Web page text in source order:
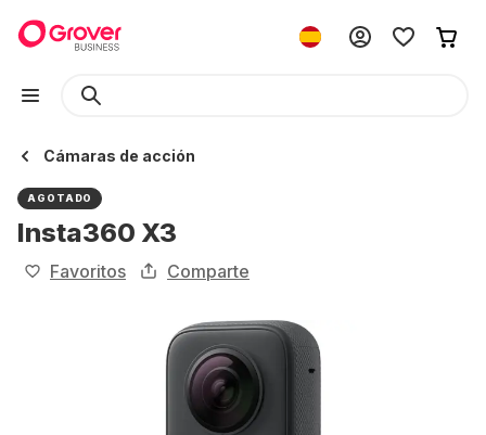
Cámaras de acción
AGOTADO
Insta360 X3
Favoritos Comparte